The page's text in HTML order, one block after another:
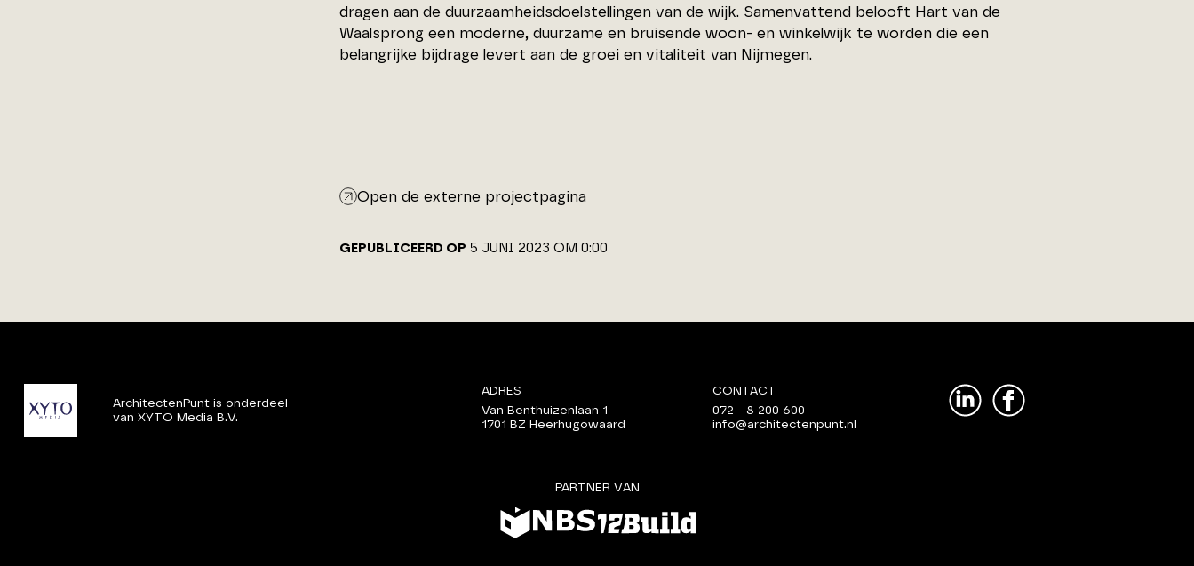
dragen aan de duurzaamheidsdoelstellingen van de wijk. Samenvattend belooft Hart van de
Waalsprong een moderne, duurzame en bruisende woon- en winkelwijk te worden die een
belangrijke bijdrage levert aan de groei en vitaliteit van Nijmegen.
Open de externe projectpagina
GEPUBLICEERD OP 5 JUNI 2023 OM 0:00
ArchitectenPunt is onderdeel
van XYTO Media B.V.
ADRES
Van Benthuizenlaan 1
1701 BZ Heerhugowaard
CONTACT
072 - 8 200 600
info@architectenpunt.nl
PARTNER VAN